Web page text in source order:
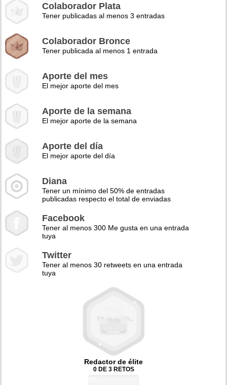
Colaborador Plata
Tener publicadas al menos 3 entradas
Colaborador Bronce
Tener publicada al menos 1 entrada
Aporte del mes
El mejor aporte del mes
Aporte de la semana
El mejor aporte de la semana
Aporte del día
El mejor aporte del día
Diana
Tener un mínimo del 50% de entradas
publicadas respecto el total de enviadas
Facebook
Tener al menos 300 Me gusta en una entrada
tuya
Twitter
Tener al menos 30 retweets en una entrada
tuya
Redactor de élite
0 DE 3 RETOS